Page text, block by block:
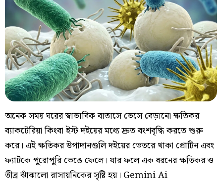
অনেক সময় ঘরের স্বাভাবিক বাতাসে ভেসে বেড়ানো ক্ষতিকর
ব্যাকটেরিয়া কিংবা ইস্ট দইয়ের মধ্যে দ্রুত বংশবৃদ্ধি করতে শুরু
করে। এই ক্ষতিকর উপাদানগুলি দইয়ের ভেতরে থাকা প্রোটিন এবং
ফ্যাটকে পুরোপুরি ভেঙে ফেলে। যার ফলে এক ধরনের ক্ষতিকর ও
তীব্র ঝাঁঝালো রাসায়নিকের সৃষ্টি হয়। Gemini Ai